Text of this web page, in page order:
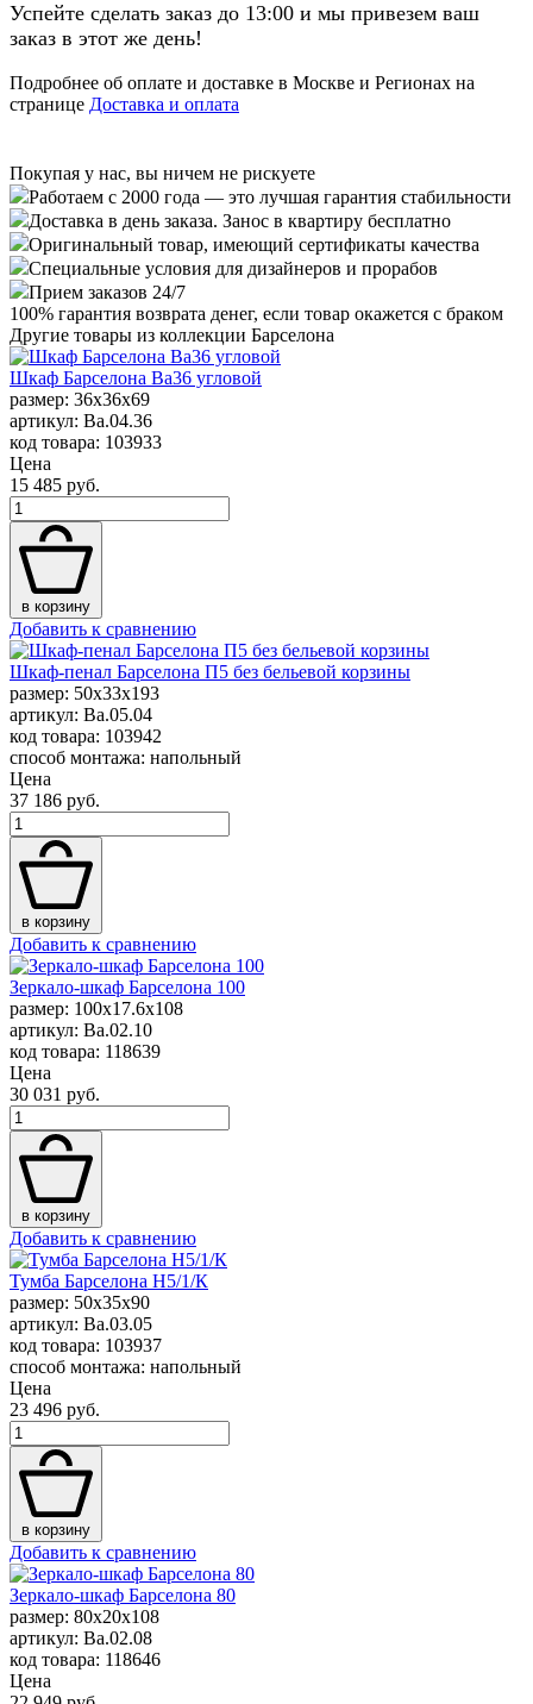
Успейте сделать заказ до 13:00 и мы привезем ваш
заказ в этот же день!
Подробнее об оплате и доставке в Москве и Регионах на
странице Доставка и оплата
Покупая у нас, вы ничем не рискуете
Работаем с 2000 года — это лучшая гарантия стабильности
Доставка в день заказа. Занос в квартиру бесплатно
Оригинальный товар, имеющий сертификаты качества
Специальные условия для дизайнеров и прорабов
Прием заказов 24/7
100% гарантия возврата денег, если товар окажется с браком
Другие товары из коллекции Барселона
Шкаф Барселона Вa36 угловой
размер: 36x36x69
артикул: Ba.04.36
код товара: 103933
Цена
15 485 руб.
в корзину
Добавить к сравнению
Шкаф-пенал Барселона П5 без бельевой корзины
размер: 50x33x193
артикул: Ba.05.04
код товара: 103942
способ монтажа: напольный
Цена
37 186 руб.
в корзину
Добавить к сравнению
Зеркало-шкаф Барселона 100
размер: 100x17.6x108
артикул: Ba.02.10
код товара: 118639
Цена
30 031 руб.
в корзину
Добавить к сравнению
Тумба Барселона H5/1/К
размер: 50x35x90
артикул: Ba.03.05
код товара: 103937
способ монтажа: напольный
Цена
23 496 руб.
в корзину
Добавить к сравнению
Зеркало-шкаф Барселона 80
размер: 80x20x108
артикул: Ba.02.08
код товара: 118646
Цена